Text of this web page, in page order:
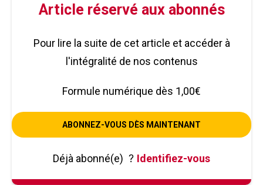
Article réservé aux abonnés
Pour lire la suite de cet article et accéder à
l'intégralité de nos contenus
Formule numérique dès 1,00€
ABONNEZ-VOUS DÈS MAINTENANT
Déjà abonné(e) ? Identifiez-vous